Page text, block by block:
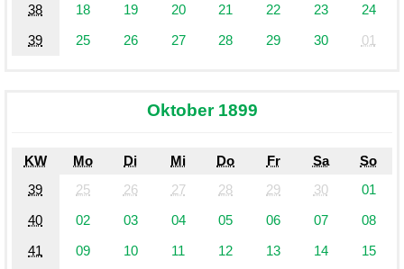
38
18 19 20 21 22 23
24
39
25 26 27 28 29 30 01
Oktober 1899
KW Mo Di Mi Do Fr Sa
So
39
25 26 27 28 29 30
01
40
02 03 04 05 06 07
08
41
09 10 11 12 13 14
15